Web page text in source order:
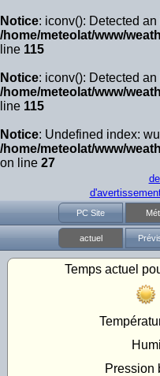
Notice: iconv(): Detected
/home/meteolat/www/
line 115
Notice: iconv(): Detected
/home/meteolat/www/
line 115
Notice: Undefined index:
/home/meteolat/www/
on line 27
PC Site
actuel
Temps actuel
Pression